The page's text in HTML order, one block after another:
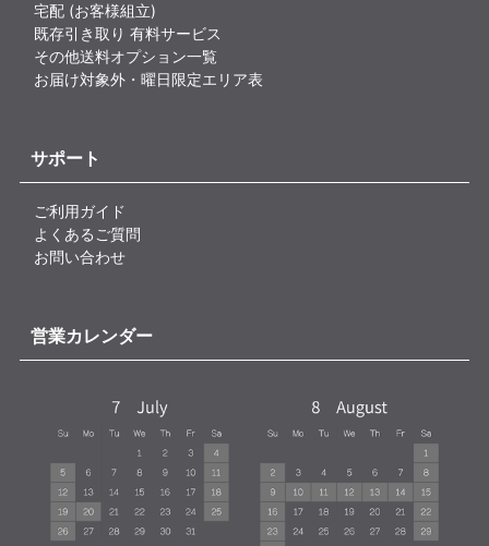
宅配 (お客様組立)
既存引き取り 有料サービス
その他送料オプション一覧
お届け対象外・曜日限定エリア表
サポート
ご利用ガイド
よくあるご質問
お問い合わせ
営業カレンダー